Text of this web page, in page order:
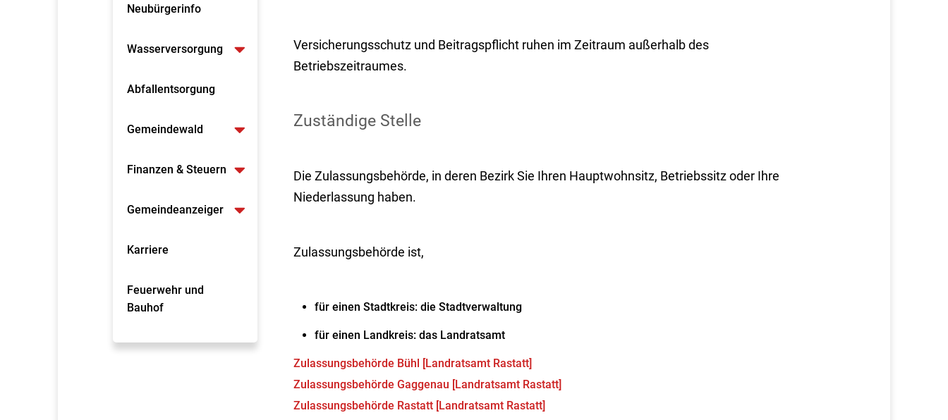
Neubürgerinfo
Wasserversorgung
Abfallentsorgung
Gemeindewald
Finanzen & Steuern
Gemeindeanzeiger
Karriere
Feuerwehr und
Bauhof
Versicherungsschutz und Beitragspflicht ruhen im Zeitraum außerhalb des
Betriebszeitraumes.
Zuständige Stelle
Die Zulassungsbehörde, in deren Bezirk Sie Ihren Hauptwohnsitz, Betriebssitz oder Ihre
Niederlassung haben.
Zulassungsbehörde ist,
für einen Stadtkreis: die Stadtverwaltung
für einen Landkreis: das Landratsamt
Zulassungsbehörde Bühl [Landratsamt Rastatt]
Zulassungsbehörde Gaggenau [Landratsamt Rastatt]
Zulassungsbehörde Rastatt [Landratsamt Rastatt]